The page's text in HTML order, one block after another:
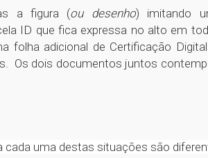
a figura (ou desenho) imitando
ID que fica expressa no alto em
folha adicional de Certificação
Os dois documentos juntos
cada uma destas situações são